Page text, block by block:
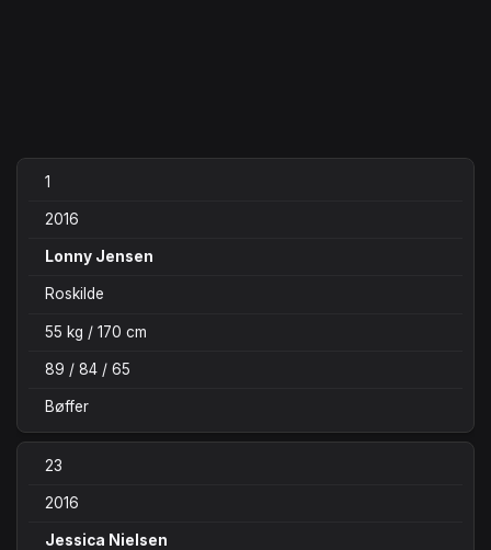
1
2016
Lonny Jensen
Roskilde
55 kg / 170 cm
89 / 84 / 65
Bøffer
23
2016
Jessica Nielsen